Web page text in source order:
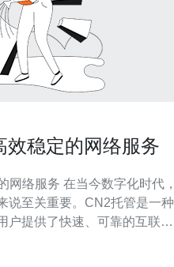
效稳定的网络服务
数字化时代，
说至关重要。CN2托管是一种
户提供了快速、可靠的互联网
化网络架构、增加网络带宽